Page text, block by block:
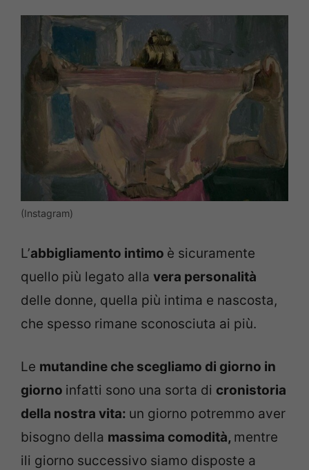
(Instagram)
L’abbigliamento intimo è sicuramente
quello più legato alla vera personalità
delle donne, quella più intima e nascosta,
che spesso rimane sconosciuta ai più.
Le mutandine che scegliamo di giorno in
giorno infatti sono una sorta di cronistoria
della nostra vita: un giorno potremmo aver
bisogno della massima comodità, mentre
ili giorno successivo siamo disposte a